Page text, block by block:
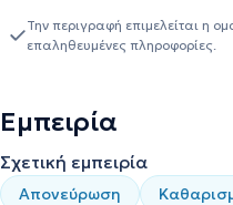
στην αόρατη ορθοδοντική.
Την περιγραφή επιμελείται η
επαληθευμένες πληροφορίες.
Εμπειρία
Σχετική εμπειρία
Απονεύρωση